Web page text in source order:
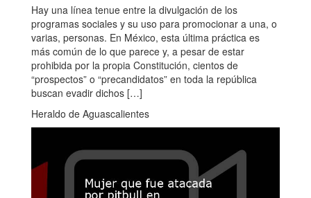
Hay una línea tenue entre la divulgación de los
programas sociales y su uso para promocionar a una, o
varias, personas. En México, esta última práctica es
más común de lo que parece y, a pesar de estar
prohibida por la propia Constitución, cientos de
“prospectos” o “precandidatos” en toda la república
buscan evadir dichos […]
Heraldo de Aguascalientes